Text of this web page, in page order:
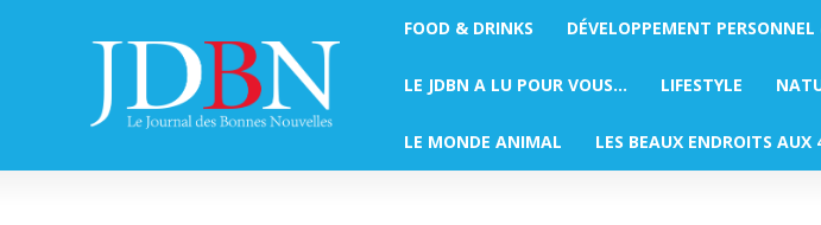
FOOD & DRINKS DÉVELOPPEMENT
LE JDBN A LU POUR VOUS… LIFESTYLE
LE MONDE ANIMAL LES BEAUX ENDROITS